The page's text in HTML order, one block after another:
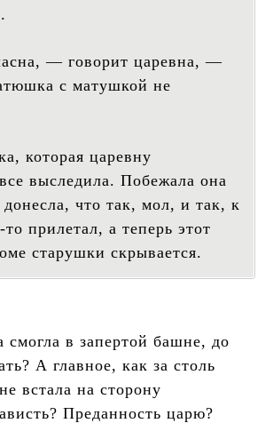
— говорит царевна, —
с матушкой не
которая царевну
выследила. Побежала она
что так, мол, и так, к
прилетал, а теперь этот
старушки скрывается.
смогла в запертой башне, до
А главное, как за столь
встала на сторону
Преданность царю?